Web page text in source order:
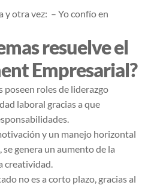
y otra vez: – Yo confío en
resuelve el
Empresarial?
poseen roles de liderazgo
laboral gracias a que
y un manejo horizontal
genera un aumento de la
creatividad.
no es a corto plazo, gracias al